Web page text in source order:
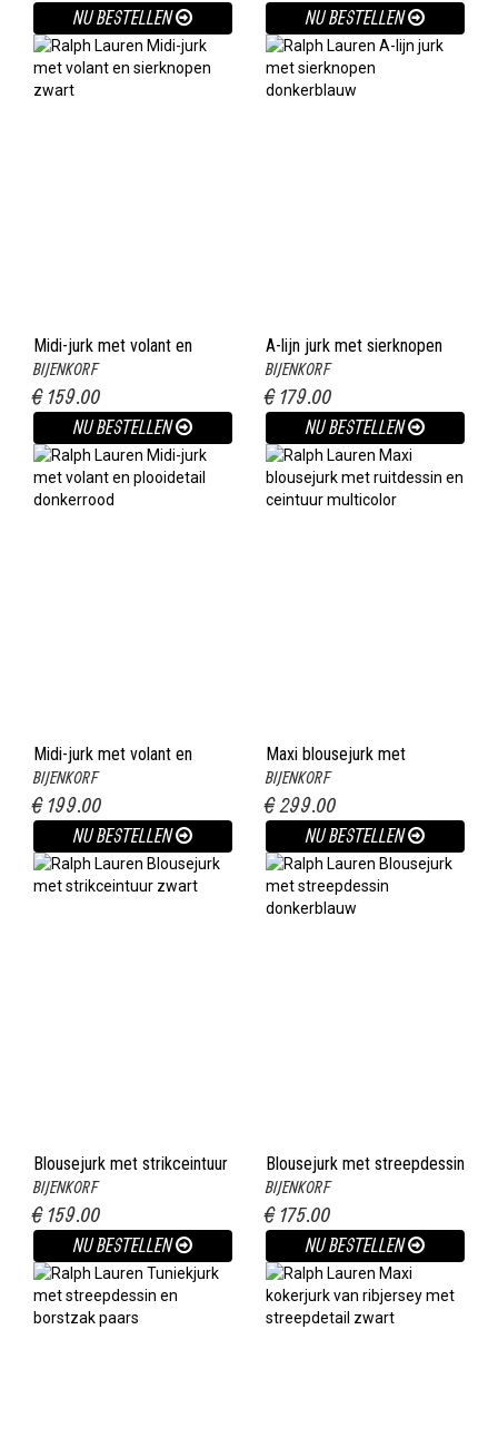
NU BESTELLEN NU BESTELLEN
Midi-jurk met volant en
sierknopen zwart
BIJENKORF
€ 159.00
NU BESTELLEN
A-lijn jurk met sierknopen
donkerblauw
BIJENKORF
€ 179.00
NU BESTELLEN
Midi-jurk met volant en
plooidetail donkerrood
BIJENKORF
€ 199.00
NU BESTELLEN
Maxi blousejurk met
ruitdessin en ceintuur
multicolor
BIJENKORF
€ 299.00
NU BESTELLEN
Blousejurk met strikceintuur
zwart
BIJENKORF
€ 159.00
NU BESTELLEN
Blousejurk met streepdessin
donkerblauw
BIJENKORF
€ 175.00
NU BESTELLEN